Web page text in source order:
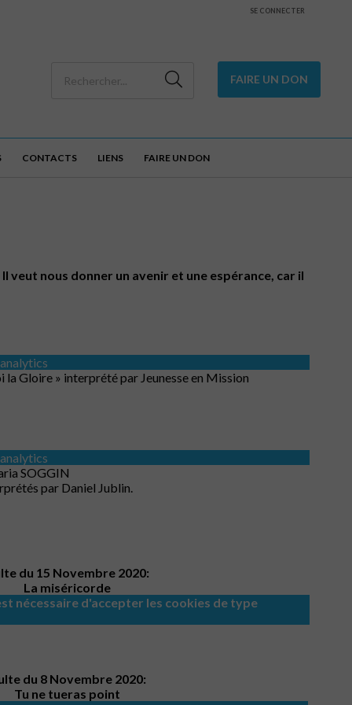
SE CONNECTER
FAIRE UN DON
CONTACTS LIENS FAIRE UN DON
veut nous donner un avenir et une espérance, car il
Gloire » interprété par Jeunesse en Mission
SOGGIN
par Daniel Jublin.
du 15 Novembre 2020:
La miséricorde
nécessaire d'accepter les cookies de type
du 8 Novembre 2020:
Tu ne tueras point